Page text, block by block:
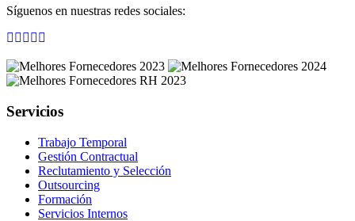
Síguenos en nuestras redes sociales:
Servicios
Trabajo Temporal
Gestión Contractual
Reclutamiento y Selección
Outsourcing
Formación
Servicios Internos